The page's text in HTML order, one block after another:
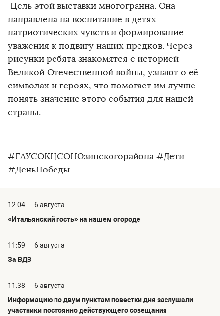
Цель этой выставки многогранна. Она
направлена на воспитание в детях
патриотических чувств и формирование
уважения к подвигу наших предков. Через
рисунки ребята знакомятся с историей
Великой Отечественной войны, узнают о её
символах и героях, что помогает им лучше
понять значение этого события для нашей
страны.
#ГАУСОКЦСОНОзинскогорайона #Дети
#ДеньПобеды
12:04
6 августа
«Итальянский гость» на нашем огороде
11:59
6 августа
За ВДВ
11:38
6 августа
Информацию по двум пунктам повестки дня заслушали
участники постоянно действующего совещания